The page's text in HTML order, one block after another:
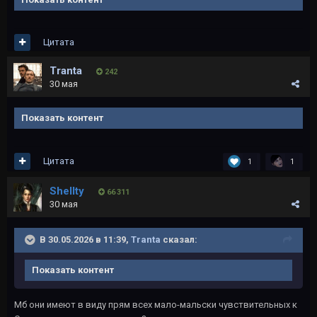
Цитата
Tranta 242
30 мая
Показать контент
1 1
Цитата
Shellty 66 311
30 мая
В 30.05.2026 в 11:39, Tranta сказал:
Показать контент
Мб они имеют в виду прям всех мало-мальски чувствительных к